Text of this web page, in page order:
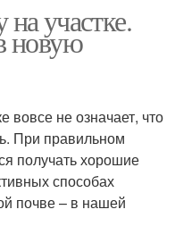
участке.
новую
вовсе не означает, что
При правильном
получать хорошие
способах
почве – в нашей